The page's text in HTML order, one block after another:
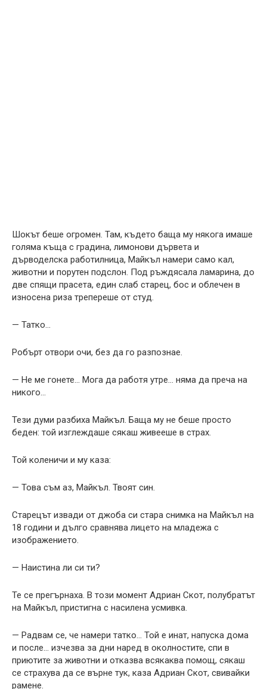
Шокът беше огромен. Там, където баща му някога имаше
голяма къща с градина, лимонови дървета и
дърводелска работилница, Майкъл намери само кал,
животни и порутен подслон. Под ръждясала ламарина, до
две спящи прасета, един слаб старец, бос и облечен в
износена риза трепереше от студ.
— Татко…
Робърт отвори очи, без да го разпознае.
— Не ме гонете… Мога да работя утре… няма да преча на
никого…
Тези думи разбиха Майкъл. Баща му не беше просто
беден: той изглеждаше сякаш живееше в страх.
Той коленичи и му каза:
— Това съм аз, Майкъл. Твоят син.
Старецът извади от джоба си стара снимка на Майкъл на
18 години и дълго сравнява лицето на младежа с
изображението.
— Наистина ли си ти?
Те се прегърнаха. В този момент Адриан Скот, полубратът
на Майкъл, пристигна с насилена усмивка.
— Радвам се, че намери татко… Той е инат, напуска дома
и после… изчезва за дни наред в околностите, спи в
приютите за животни и отказва всякаква помощ, сякаш
се страхува да се върне тук, каза Адриан Скот, свивайки
рамене.